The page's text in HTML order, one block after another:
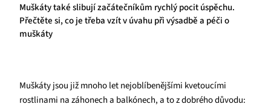
Muškáty také slibují začátečníkům rychlý pocit úspěchu.
Přečtěte si, co je třeba vzít v úvahu při výsadbě a péči o
muškáty
Muškáty jsou již mnoho let nejoblíbenějšími kvetoucími
rostlinami na záhonech a balkónech, a to z dobrého důvodu: